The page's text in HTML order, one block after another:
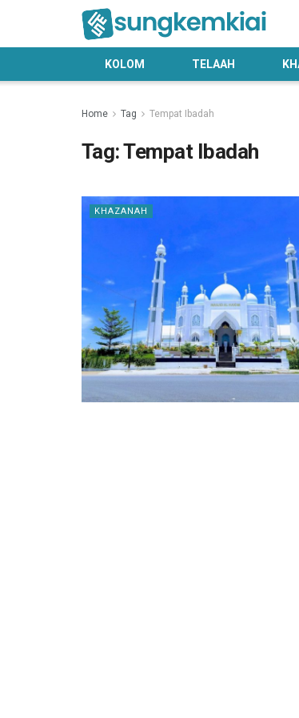
KOLOM TELAAH
Home Tag Tempat Ibadah
Tag:Tempat Ibadah
KHAZANAH